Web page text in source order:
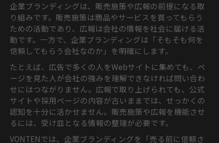
企業ブランディングは、販売施策や広報の前提になる取
り組みです。販売施策は商品やサービスを買ってもらう
ための活動であり、広報は会社の情報を社会に届ける活
動です。一方で、企業ブランディングは「そもそも何を
信頼してもらう会社なのか」を明確にします。
たとえば、広告で多くの人をWebサイトに集めても、ペ
ージを見た人が会社の強みを理解できなければ問い合わ
せにはつながりません。広報で取り上げられても、公式
サイトや採用ページの内容が古いままでは、せっかくの
認知を十分に活かせません。販売施策や広報を機能させ
るには、受け皿となる情報の整理が必要です。
VONTENでは、企業ブランディングを「売る前に信頼さ